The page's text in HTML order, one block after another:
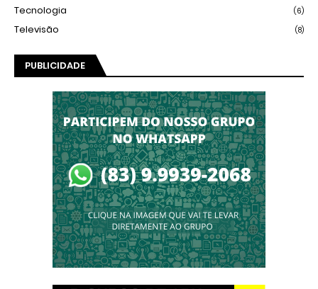
Tecnologia (6)
Televisão (8)
PUBLICIDADE